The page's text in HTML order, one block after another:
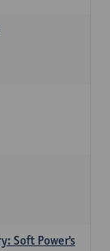
Soft Power's